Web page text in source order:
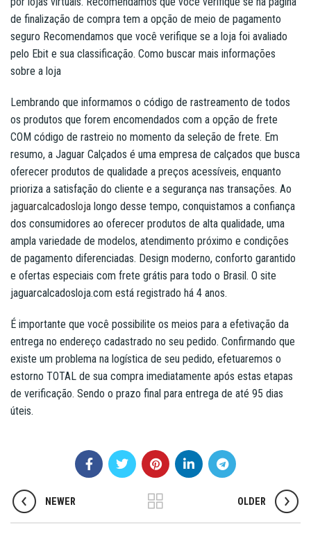
de finalização de compra tem a opção de meio de pagamento
seguro Recomendamos que você verifique se a loja foi avaliado
pelo Ebit e sua classificação. Como buscar mais informações
sobre a loja
Lembrando que informamos o código de rastreamento de todos
os produtos que forem encomendados com a opção de frete
COM código de rastreio no momento da seleção de frete. Em
resumo, a Jaguar Calçados é uma empresa de calçados que busca
oferecer produtos de qualidade a preços acessíveis, enquanto
prioriza a satisfação do cliente e a segurança nas transações. Ao
jaguarcalcadosloja longo desse tempo, conquistamos a confiança
dos consumidores ao oferecer produtos de alta qualidade, uma
ampla variedade de modelos, atendimento próximo e condições
de pagamento diferenciadas. Design moderno, conforto garantido
e ofertas especiais com frete grátis para todo o Brasil. O site
jaguarcalcadosloja.com está registrado há 4 anos.
É importante que você possibilite os meios para a efetivação da
entrega no endereço cadastrado no seu pedido. Confirmando que
existe um problema na logística de seu pedido, efetuaremos o
estorno TOTAL de sua compra imediatamente após estas etapas
de verificação. Sendo o prazo final para entrega de até 95 dias
úteis.
NEWER OLDER